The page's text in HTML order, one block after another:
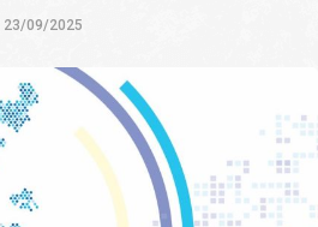
23/09/2025